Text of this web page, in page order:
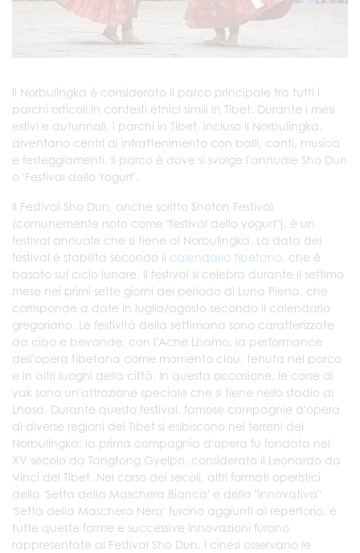
Il Norbulingka è considerato il parco principale tra tutti i
parchi orticoli in contesti etnici simili in Tibet. Durante i mesi
estivi e autunnali, i parchi in Tibet, incluso il Norbulingka,
diventano centri di intrattenimento con balli, canti, musica
e festeggiamenti. Il parco è dove si svolge l'annuale Sho Dun
o 'Festival dello Yogurt'.
Il Festival Sho Dun, anche scritto Shoton Festival
(comunemente noto come "festival dello yogurt"), è un
festival annuale che si tiene al Norbulingka. La data del
festival è stabilita secondo il calendario tibetano, che è
basato sul ciclo lunare. Il festival si celebra durante il settimo
mese nei primi sette giorni del periodo di Luna Piena, che
corrisponde a date in luglio/agosto secondo il calendario
gregoriano. Le festività della settimana sono caratterizzate
da cibo e bevande, con l'Ache Lhamo, la performance
dell'opera tibetana come momento clou, tenuta nel parco
e in altri luoghi della città. In questa occasione, le corse di
yak sono un'attrazione speciale che si tiene nello stadio di
Lhasa. Durante questo festival, famose compagnie d'opera
di diverse regioni del Tibet si esibiscono nei terreni del
Norbulingka; la prima compagnia d'opera fu fondata nel
XV secolo da Tangtong Gyelpo, considerato il Leonardo da
Vinci del Tibet. Nel corso dei secoli, altri formati operistici
della 'Setta della Maschera Bianca' e della "innovativa"
'Setta della Maschera Nera' furono aggiunti al repertorio, e
tutte queste forme e successive innovazioni furono
rappresentate al Festival Sho Dun. I cinesi osservano le